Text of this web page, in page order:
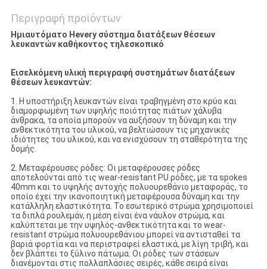
Περιγραφή προϊόντων
Ημιαυτόματο Hevery σύστημα διατάξεων θέσεων
λευκαντών καθήκοντος τηλεσκοπικό
Εισελκόμενη υλική περιγραφή συστημάτων διατάξεων
θέσεων λευκαντών:
1. Η υποστήριξη λευκαντών είναι τραβηγμένη στο κρύο και
διαμορφωμένη των υψηλής ποιότητας πιάτων χάλυβα
άνθρακα, τα οποία μπορούν να αυξήσουν τη δύναμη και την
ανθεκτικότητα του υλικού, να βελτιώσουν τις μηχανικές
ιδιότητες του υλικού, και να ενισχύσουν τη σταθερότητα της
δομής.
2. Μεταφέρουσες ρόδες: Οι μεταφέρουσες ρόδες
αποτελούνται από τις wear-resistant PU ρόδες, με τα spokes
40mm και το υψηλής αντοχής πολυουρεθάνιο μεταφοράς, το
οποίο έχει την ικανοποιητική μεταφέρουσα δύναμη και την
κατάλληλη ελαστικότητα. Το εσωτερικό στρώμα χρησιμοποιεί
τα διπλά ρουλεμάν, η μέση είναι ένα νάυλον στρώμα, και
καλύπτεται με την υψηλός-ανθεκτικότητα και το wear-
resistant στρώμα πολυουρεθάνιου μπορεί να αντισταθεί τα
βαριά φορτία και να περιστραφεί ελαστικά, με λίγη τριβή, και
δεν βλάπτει το ξύλινο πάτωμα. Οι ρόδες των στάσεων
διανέμονται στις πολλαπλάσιες σειρές, κάθε σειρά είναι